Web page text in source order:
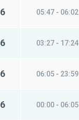
05:47 - 06:02
03:27 - 17:24
06:05 - 23:59
00:00 - 06:05